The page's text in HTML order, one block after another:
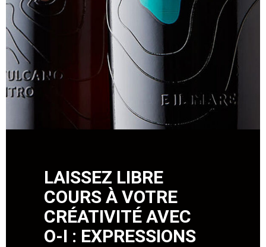
LAISSEZ LIBRE
COURS À VOTRE
CRÉATIVITÉ AVEC
O-I : EXPRESSIONS